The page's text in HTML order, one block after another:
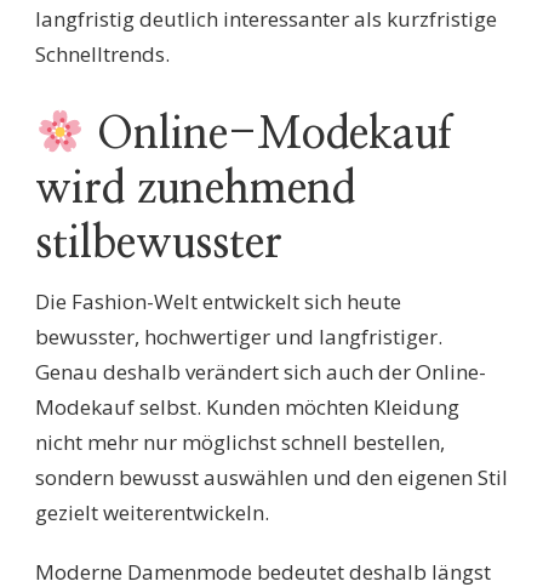
langfristig deutlich interessanter als kurzfristige
Schnelltrends.
Online-Modekauf
wird zunehmend
stilbewusster
Die Fashion-Welt entwickelt sich heute
bewusster, hochwertiger und langfristiger.
Genau deshalb verändert sich auch der Online-
Modekauf selbst. Kunden möchten Kleidung
nicht mehr nur möglichst schnell bestellen,
sondern bewusst auswählen und den eigenen Stil
gezielt weiterentwickeln.
Moderne Damenmode bedeutet deshalb längst